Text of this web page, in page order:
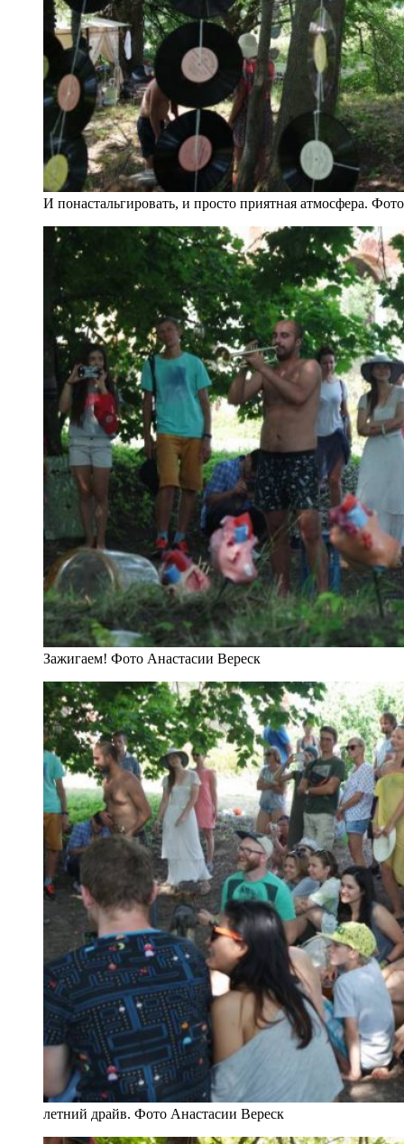
И понастальгировать, и просто приятная атмосфера.
Зажигаем! Фото Анастасии Вереск
летний драйв. Фото Анастасии Вереск